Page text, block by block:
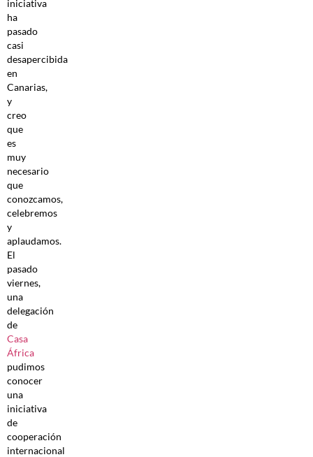
iniciativa
ha
pasado
casi
desapercibida
en
Canarias,
y
creo
que
es
muy
necesario
que
conozcamos,
celebremos
y
aplaudamos.
El
pasado
viernes,
una
delegación
de
Casa
África
pudimos
conocer
una
iniciativa
de
cooperación
internacional